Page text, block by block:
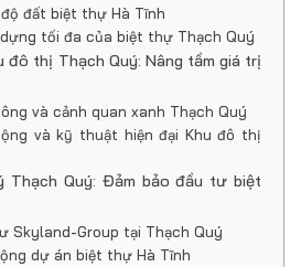
đất biệt thự Hà Tĩnh
tối đa của biệt thự Thạch Quý
đô thị Thạch Quý: Nâng tầm giá trị
và cảnh quan xanh Thạch Quý
và kỹ thuật hiện đại Khu đô thị
Thạch Quý: Đảm bảo đầu tư biệt
Skyland-Group tại Thạch Quý
dự án biệt thự Hà Tĩnh